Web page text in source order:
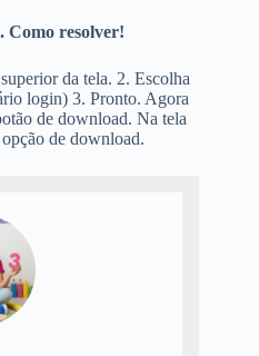
Como resolver!
da tela. 2. Escolha
login) 3. Pronto. Agora
de download. Na tela
de download.